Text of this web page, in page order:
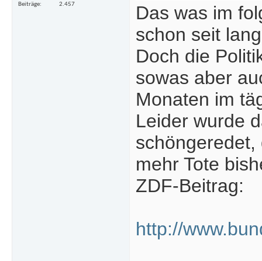
Beiträge
2.457
Das was im
schon seit
Doch die
sowas aber
Monaten im
Leider wurde
mehr Tote
ZDF-Beitrag:
http://